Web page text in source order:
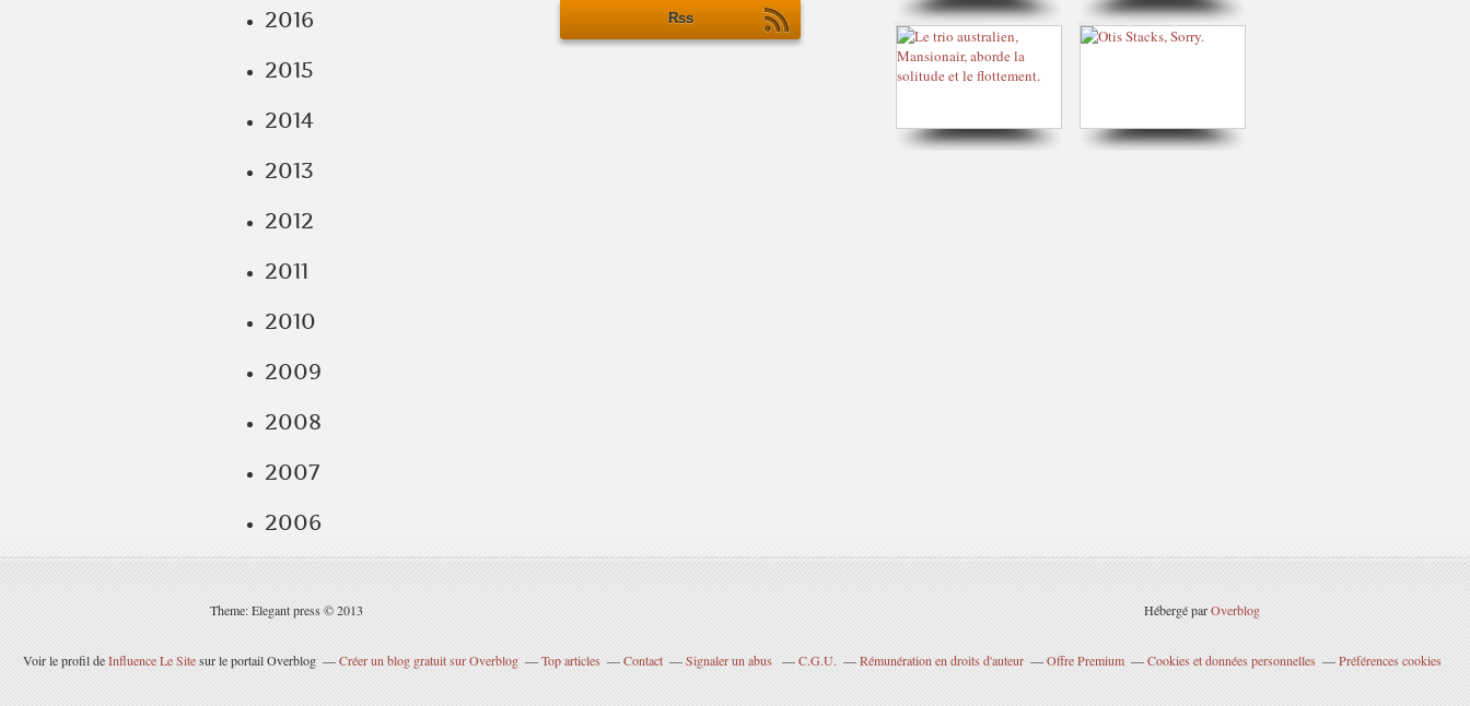
2016
2015
2014
2013
2012
2011
2010
2009
2008
2007
2006
Rss
Theme: Elegant press © 2013 Hébergé parOverblog
Voir le profil deInfluence Le Sitesur le portail Overblog Créer un blog gratuit sur Overblog Top articles Contact Signaler un abus C.G.U. Rémunération en droits d'auteur Offre Premium Cookies et données personnelles Préférences cookies